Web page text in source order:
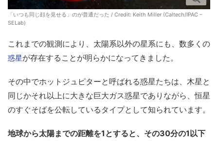
「いつも同じ顔を見せる」のが普通だった / Credit: Keith Miller (Caltech/IPAC –
SELab)
これまでの観測により、太陽系以外の星系にも、数多くの
惑星が存在することが明らかになってきました。
その中でホットジュピターと呼ばれる惑星たちは、木星と
同じかそれ以上に大きな巨大ガス惑星でありながら、恒星
のすぐそばを公転しているタイプとして知られています。
地球から太陽までの距離を1とすると、その30分の1以下